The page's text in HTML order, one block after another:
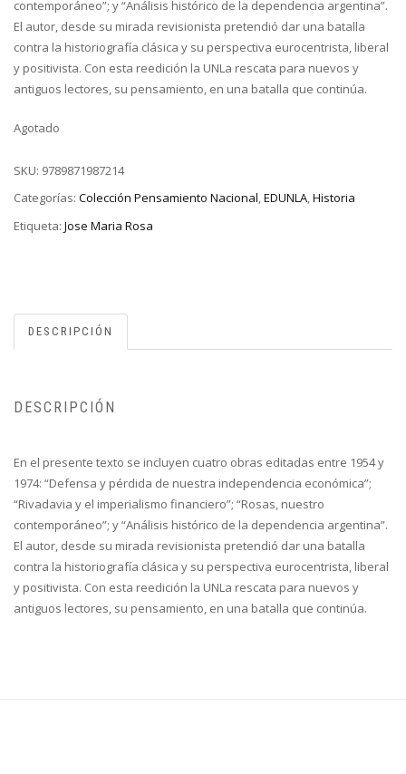
contemporáneo”; y “Análisis histórico de la dependencia argentina”.
El autor, desde su mirada revisionista pretendió dar una batalla
contra la historiografía clásica y su perspectiva eurocentrista, liberal
y positivista. Con esta reedición la UNLa rescata para nuevos y
antiguos lectores, su pensamiento, en una batalla que continúa.
Agotado
SKU: 9789871987214
Categorías: Colección Pensamiento Nacional,EDUNLA,Historia
Etiqueta: Jose Maria Rosa
DESCRIPCIÓN
DESCRIPCIÓN
En el presente texto se incluyen cuatro obras editadas entre 1954 y
1974: “Defensa y pérdida de nuestra independencia económica”;
“Rivadavia y el imperialismo financiero”; “Rosas, nuestro
contemporáneo”; y “Análisis histórico de la dependencia argentina”.
El autor, desde su mirada revisionista pretendió dar una batalla
contra la historiografía clásica y su perspectiva eurocentrista, liberal
y positivista. Con esta reedición la UNLa rescata para nuevos y
antiguos lectores, su pensamiento, en una batalla que continúa.